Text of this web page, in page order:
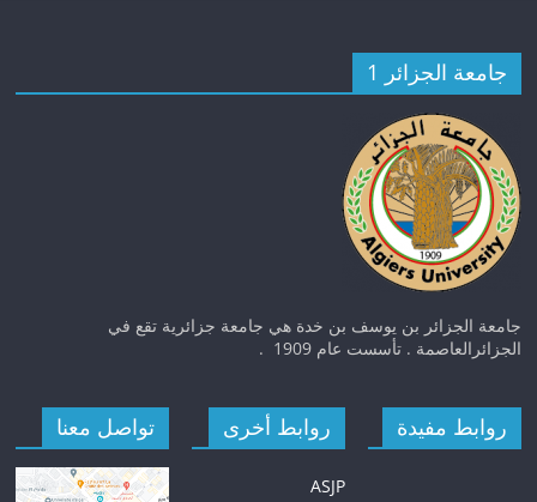
جامعة الجزائر 1
جامعة الجزائر بن يوسف بن خدة هي جامعة جزائرية تقع في
الجزائرالعاصمة . تأسست عام 1909 .
روابط مفيدة روابط أخرى
ASJP
تواصل معنا